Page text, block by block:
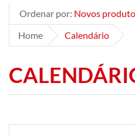
Ordenar por: Novos
Home
Calendário